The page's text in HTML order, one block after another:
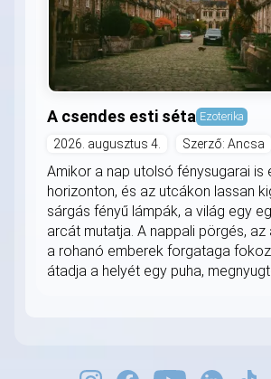
A csendes esti séta Ezoterika
2026. augusztus 4. Szerző: Ancsa
Amikor a nap utolsó fénysugarai is
horizonton, és az utcákon lassan
sárgás fényű lámpák, a világ egy
arcát mutatja. A nappali pörgés, az
a rohanó emberek forgataga
átadja a helyét egy puha,